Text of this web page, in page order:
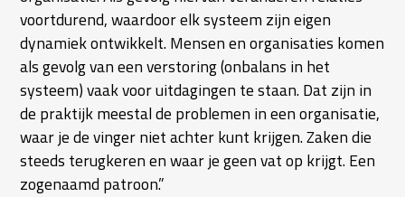
voortdurend, waardoor elk systeem zijn eigen
dynamiek ontwikkelt. Mensen en organisaties komen
als gevolg van een verstoring (onbalans in het
systeem) vaak voor uitdagingen te staan. Dat zijn in
de praktijk meestal de problemen in een organisatie,
waar je de vinger niet achter kunt krijgen. Zaken die
steeds terugkeren en waar je geen vat op krijgt. Een
zogenaamd patroon.”